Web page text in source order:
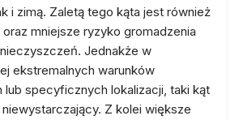
i zimą. Zaletą tego kąta jest również
mniejsze ryzyko gromadzenia
Jednakże w
ekstremalnych warunków
specyficznych lokalizacji, taki kąt
Z kolei większe